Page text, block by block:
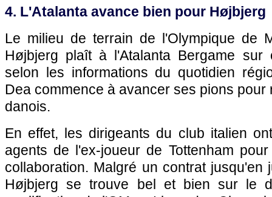
4. L'Atalanta avance bien pour Højbjerg
Le milieu de terrain de l'Olympique de
Højbjerg plaît à l'Atalanta Bergame sur
selon les informations du quotidien
Dea commence à avancer ses pions pour
danois.
En effet, les dirigeants du club italien
agents de l'ex-joueur de Tottenham
collaboration. Malgré un contrat jusqu'en
Højbjerg se trouve bel et bien sur le